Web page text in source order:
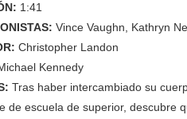
1:41
Vince Vaughn, Kathryn
Christopher Landon
Kennedy
Tras haber intercambiado su
de escuela de superior, descubre